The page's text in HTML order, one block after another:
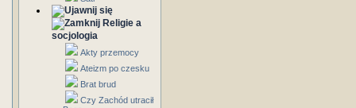
Religie a
socjologia
Akty przemocy
Ateizm po czesku
Brat brud
Czy Zachód utracił